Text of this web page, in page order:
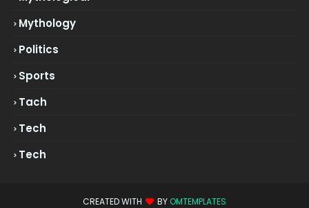
Mythology
Politics
Sports
Tach
Tech
Tech
CREATED WITH BY OMTEMPLATES